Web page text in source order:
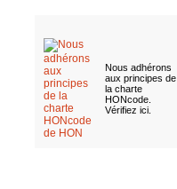
Nous adhérons
aux principes de
la charte
HONcode.
Vérifiez ici.